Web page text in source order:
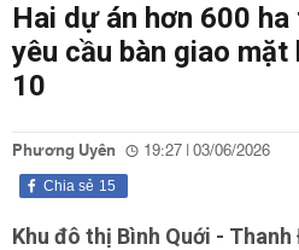
Hai dự án hơn 600
yêu cầu bàn giao
10
Phương Uyên 19:27 | 03/06/2026
15
Chia sẻ
Khu đô thị Bình Quới -